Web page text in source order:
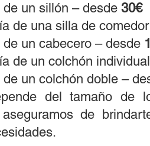
un sillón – desde 30€
de una silla de
un cabecero – desde
de un colchón
un colchón doble –
del tamaño de
de